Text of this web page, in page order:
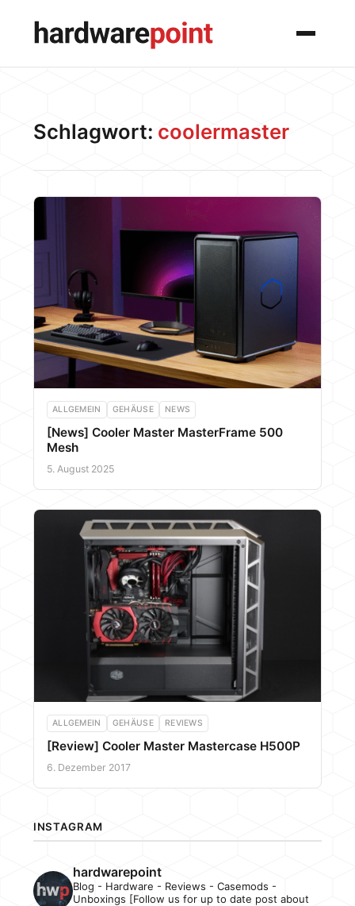
Menü
Schlagwort: coolermaster
ALLGEMEIN GEHÄUSE NEWS
[News] Cooler Master MasterFrame 500
Mesh
5. August 2025
ALLGEMEIN GEHÄUSE REVIEWS
[Review] Cooler Master Mastercase H500P
6. Dezember 2017
INSTAGRAM
hardwarepoint
Blog - Hardware - Reviews - Casemods -
Unboxings [Follow us for up to date post about